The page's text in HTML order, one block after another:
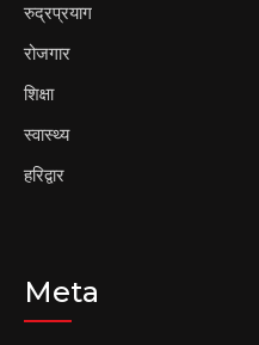
रुद्रप्रयाग
रोजगार
शिक्षा
स्वास्थ्य
हरिद्वार
Meta